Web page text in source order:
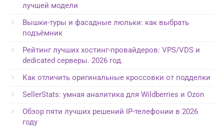
лучшей модели
Вышки-туры и фасадные люльки: как выбрать
подъёмник
Рейтинг лучших хостинг-провайдеров: VPS/VDS и
dedicated серверы. 2026 год.
Как отличить оригинальные кроссовки от подделки
SellerStats: умная аналитика для Wildberries и Ozon
Обзор пяти лучших решений IP-телефонии в 2026
году